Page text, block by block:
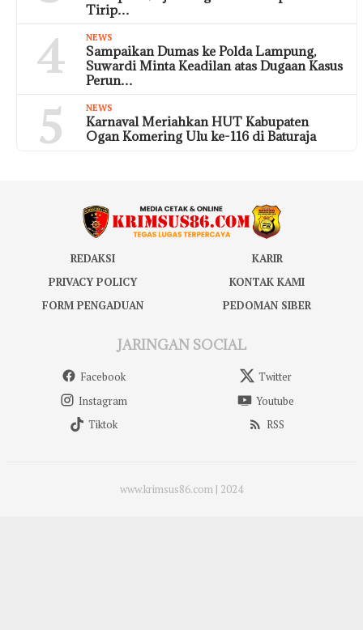
Tirip…
4 NEWS
Sampaikan Dumas ke Polda Lampung,
Suwardi Minta Keadilan atas Dugaan Kasus
Perun…
5 NEWS
Karnaval Meriahkan HUT Kabupaten
Ogan Komering Ulu ke-116 di Baturaja
REDAKSI
KARIR
PRIVACY POLICY
KONTAK KAMI
FORM PENGADUAN
PEDOMAN SIBER
JARINGAN SOCIAL
Facebook
Twitter
Instagram
Youtube
Tiktok
RSS
www.krimsus86.com | 2024